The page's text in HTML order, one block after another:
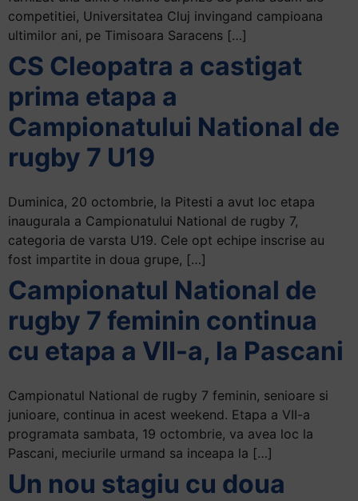
competitiei, Universitatea Cluj invingand campioana
ultimilor ani, pe Timisoara Saracens […]
CS Cleopatra a castigat
prima etapa a
Campionatului National de
rugby 7 U19
Duminica, 20 octombrie, la Pitesti a avut loc etapa
inaugurala a Campionatului National de rugby 7,
categoria de varsta U19. Cele opt echipe inscrise au
fost impartite in doua grupe, […]
Campionatul National de
rugby 7 feminin continua
cu etapa a VII-a, la Pascani
Campionatul National de rugby 7 feminin, senioare si
junioare, continua in acest weekend. Etapa a VII-a
programata sambata, 19 octombrie, va avea loc la
Pascani, meciurile urmand sa inceapa la […]
Un nou stagiu cu doua